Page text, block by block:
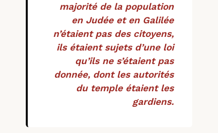
majorité de la population
en Judée et en Galilée
n’étaient pas des citoyens,
ils étaient sujets d’une loi
qu’ils ne s’étaient pas
donnée, dont les autorités
du temple étaient les
gardiens.